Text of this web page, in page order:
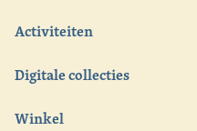
Activiteiten
Digitale collecties
Winkel